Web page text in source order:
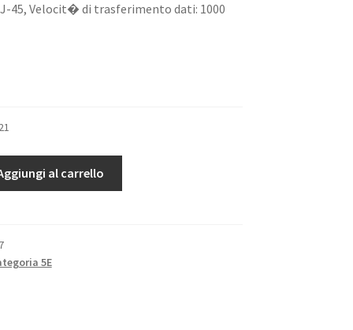
45, Velocit� di trasferimento dati: 1000
al carrello
5E